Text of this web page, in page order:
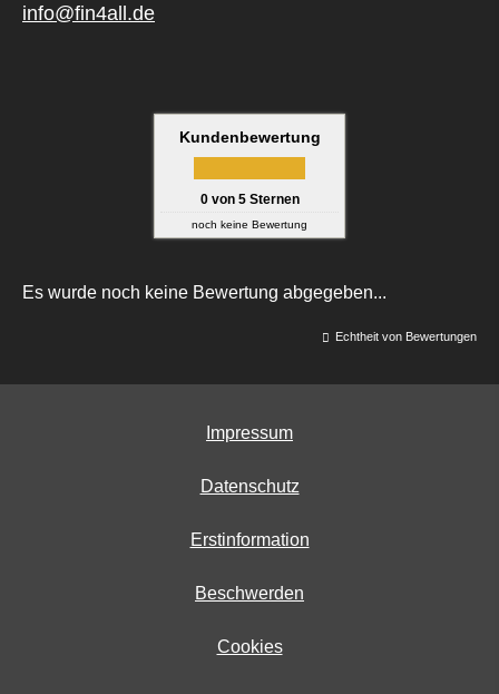
info@fin4all.de
Kundenbewertung
0von 5Sternen
noch keine Bewertung
Es wurde noch keine Bewertung abgegeben...
Echtheit von Bewertungen
Impressum
Datenschutz
Erstinformation
Beschwerden
Cookies